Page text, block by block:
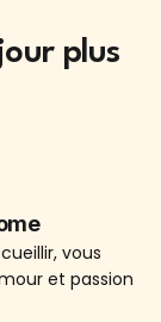
plus
vous
et passion